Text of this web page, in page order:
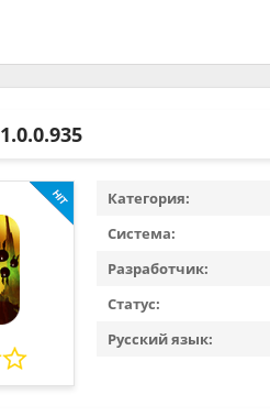
1.0.0.935
Категория:
Система:
Разработчик:
Статус:
Русский язык: